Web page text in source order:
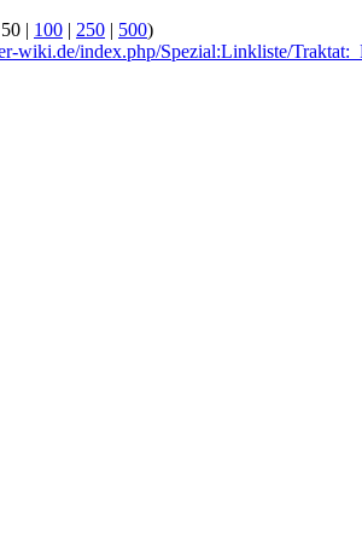
50 | 100 | 250 | 500)
wiki.de/index.php/Spezial:Linkliste/